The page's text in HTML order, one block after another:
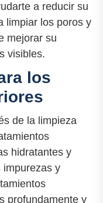
a reducir su
limpiar los poros y
mejorar su
visibles.
los
de la limpieza
hidratantes y
impurezas y
profundamente y